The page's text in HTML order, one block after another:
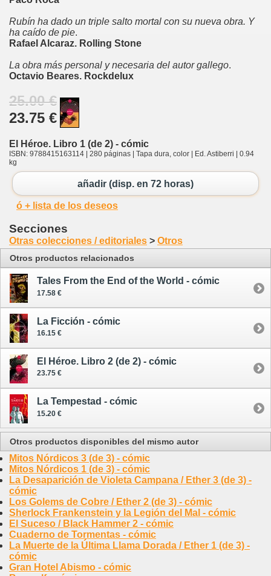
Rubín ha dado un triple salto mortal con su nueva obra. Y
ha caído de pie.
Rafael Alcaraz. Rolling Stone
La obra más personal y necesaria del autor gallego.
Octavio Beares. Rockdelux
25.00 €
23.75 €
El Héroe. Libro 1 (de 2) - cómic
ISBN: 9788415163114 | 280 páginas | Tapa dura, color | Ed. Astiberri | 0.94
kg
añadir (disp. en 72 horas)
ó + lista de los deseos
Secciones
Otras colecciones / editoriales > Otros
Otros productos relacionados
Tales From the End of the World - cómic
17.58 €
La Ficción - cómic
16.15 €
El Héroe. Libro 2 (de 2) - cómic
23.75 €
La Tempestad - cómic
15.20 €
Otros productos disponibles del mismo autor
Mitos Nórdicos 3 (de 3) - cómic
Mitos Nórdicos 1 (de 3) - cómic
La Desaparición de Violeta Campana / Ether 3 (de 3) -
cómic
Los Golems de Cobre / Ether 2 (de 3) - cómic
Sherlock Frankenstein y la Legión del Mal - cómic
El Suceso / Black Hammer 2 - cómic
Cuaderno de Tormentas - cómic
La Muerte de la Última Llama Dorada / Ether 1 (de 3) -
cómic
Gran Hotel Abismo - cómic